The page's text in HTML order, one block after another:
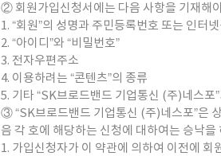
② 회원가입신청서에는 다음 사항을 기재해
1. “회원”의 성명과 주민등록번호 또는 인터
2. “아이디”와 “비밀번호”
3. 전자우편주소
4. 이용하려는 “콘텐츠”의 종류
5. 기타 “SK브로드밴드 기업통신 (주)네스포
③ “SK브로드밴드 기업통신 (주)네스포”은
음 각 호에 해당하는 신청에 대하여는 승낙을
1. 가입신청자가 이 약관에 의하여 이전에 회